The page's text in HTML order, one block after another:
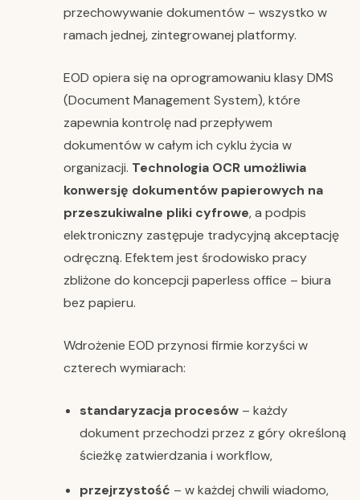
przechowywanie dokumentów – wszystko w
ramach jednej, zintegrowanej platformy.
EOD opiera się na oprogramowaniu klasy DMS
(Document Management System), które
zapewnia kontrolę nad przepływem
dokumentów w całym ich cyklu życia w
organizacji. Technologia OCR umożliwia
konwersję dokumentów papierowych na
przeszukiwalne pliki cyfrowe, a podpis
elektroniczny zastępuje tradycyjną akceptację
odręczną. Efektem jest środowisko pracy
zbliżone do koncepcji paperless office – biura
bez papieru.
Wdrożenie EOD przynosi firmie korzyści w
czterech wymiarach:
standaryzacja procesów – każdy
dokument przechodzi przez z góry określoną
ścieżkę zatwierdzania i workflow,
przejrzystość – w każdej chwili wiadomo,